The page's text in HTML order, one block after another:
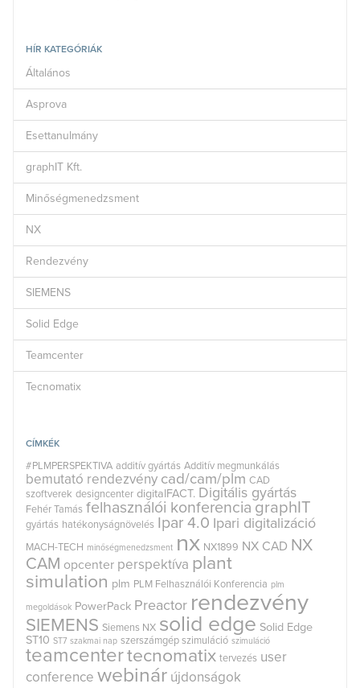
HÍR KATEGÓRIÁK
Általános
Asprova
Esettanulmány
graphIT Kft.
Minőségmenedzsment
NX
Rendezvény
SIEMENS
Solid Edge
Teamcenter
Tecnomatix
CÍMKÉK
#PLMPERSPEKTIVA additív gyártás Additív megmunkálás
bemutató rendezvény cad/cam/plm CAD
szoftverek designcenter digitalFACT. Digitális gyártás
Fehér Tamás felhasználói konferencia graphIT
gyártás hatékonyságnövelés Ipar 4.0 Ipari digitalizáció
MACH-TECH minőségmenedzsment nx NX1899 NX CAD NX
CAM opcenter perspektíva plant
simulation plm PLM Felhasználói Konferencia plm
megoldások PowerPack Preactor rendezvény
SIEMENS Siemens NX solid edge Solid Edge
ST10 ST7 szakmai nap szerszámgép szimuláció szimuláció
teamcentertecnomatix tervezés user
conference webinár újdonságok